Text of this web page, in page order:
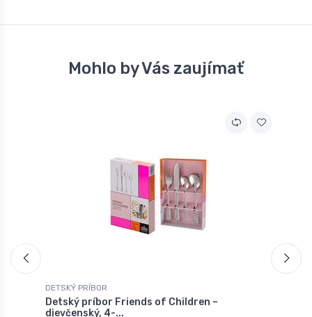
Mohlo by Vás zaujímať
DETSKÝ PRÍBOR
Detský príbor Friends of Children –
dievčenský, 4-...